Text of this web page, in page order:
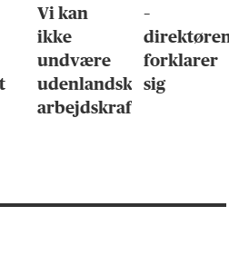
Vi kan
ikke
undvære
udenlandsk
arbejdskraft
–
forklarer
sig